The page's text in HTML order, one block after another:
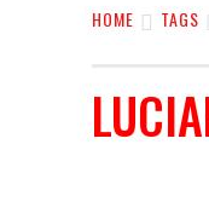
HOME TAGS